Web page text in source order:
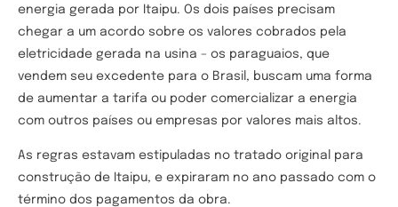
energia gerada por Itaipu. Os dois países precisam
chegar a um acordo sobre os valores cobrados pela
eletricidade gerada na usina – os paraguaios, que
vendem seu excedente para o Brasil, buscam uma forma
de aumentar a tarifa ou poder comercializar a energia
com outros países ou empresas por valores mais altos.
As regras estavam estipuladas no tratado original para
construção de Itaipu, e expiraram no ano passado com o
término dos pagamentos da obra.